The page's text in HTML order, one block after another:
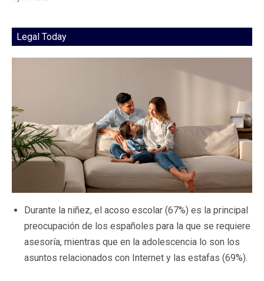
Legal Today
Durante la niñez, el acoso escolar (67%) es la principal
preocupación de los españoles para la que se requiere
asesoría, mientras que en la adolescencia lo son los
asuntos relacionados con Internet y las estafas (69%).